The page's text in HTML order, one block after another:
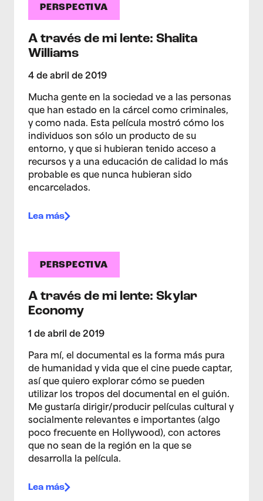
PERSPECTIVA
A través de mi lente: Shalita
Williams
4 de abril de 2019
Mucha gente en la sociedad ve a las personas
que han estado en la cárcel como criminales,
y como nada. Esta película mostró cómo los
individuos son sólo un producto de su
entorno, y que si hubieran tenido acceso a
recursos y a una educación de calidad lo más
probable es que nunca hubieran sido
encarcelados.
Lea más
PERSPECTIVA
A través de mi lente: Skylar
Economy
1 de abril de 2019
Para mí, el documental es la forma más pura
de humanidad y vida que el cine puede captar,
así que quiero explorar cómo se pueden
utilizar los tropos del documental en el guión.
Me gustaría dirigir/producir películas cultural y
socialmente relevantes e importantes (algo
poco frecuente en Hollywood), con actores
que no sean de la región en la que se
desarrolla la película.
Lea más